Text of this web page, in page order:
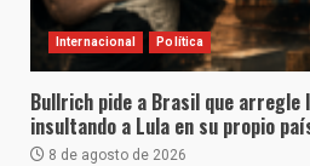
Internacional Política
Bullrich pide a Brasil que
insultando a Lula en su propio
8 de agosto de 2026